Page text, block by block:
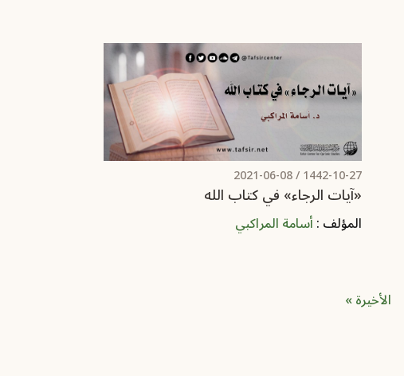
1442-10-27 /
2021-06-08
«آيات الرجاء» في كتاب الله
المؤلف :أسامة المراكبي
Last page
الأخيرة »